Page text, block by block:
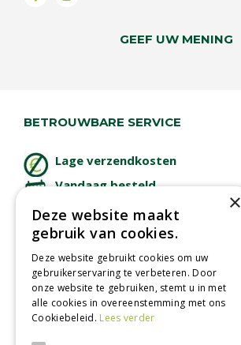
GEEF UW MENING
BETROUWBARE SERVICE
Lage verzendkosten
Vandaag besteld
Afhalen in tuincentrum
Betaal veilig
met iDeal - Wero
×
Deze website maakt
gebruik van cookies.
Deze website gebruikt cookies om uw
gebruikerservaring te verbeteren. Door
onze website te gebruiken, stemt u in met
alle cookies in overeenstemming met ons
Cookiebeleid. Lees verder